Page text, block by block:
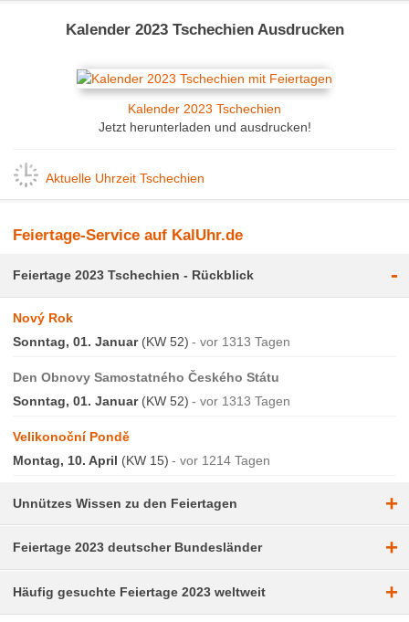
Kalender 2023 Tschechien Ausdrucken
Kalender 2023 Tschechien
Jetzt herunterladen und ausdrucken!
Aktuelle Uhrzeit Tschechien
Feiertage-Service auf KalUhr.de
Feiertage 2023 Tschechien - Rückblick -
Nový Rok
Sonntag, 01. Januar(KW 52) vor 1313 Tagen
Den Obnovy Samostatného Českého Státu
Sonntag, 01. Januar(KW 52) vor 1313 Tagen
Velikonoční Pondě
Montag, 10. April (KW 15) vor 1214 Tagen
Unnützes Wissen zu den Feiertagen +
Feiertage 2023 deutscher Bundesländer +
Häufig gesuchte Feiertage 2023 weltweit +